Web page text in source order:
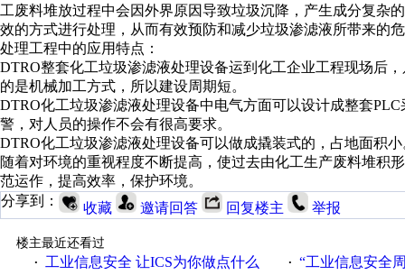
工废料堆放过程中会因外界原因导致垃圾沉降，产生成分复杂
效的方式进行处理，从而有效预防和减少垃圾渗滤液所带来的
处理工程中的应用特点：
DTRO整套化工垃圾渗滤液处理设备运到化工企业工程现场后
的是机械加工方式，所以建设周期短。
DTRO化工垃圾渗滤液处理设备中电气方面可以设计成整套
警，对人员的操作不会有很高要求。
DTRO化工垃圾渗滤液处理设备可以做成撬装式的，占地面积小
随着对环境的重视程度不断提高，使过去由化工生产废料堆积
范运作，提高效率，保护环境。
分享到：
收藏 邀请回答 回复楼主 举报
楼主最近还看过
·
工业信息安全 让ICS为你做点什么 · “工业信息安全周之我见”